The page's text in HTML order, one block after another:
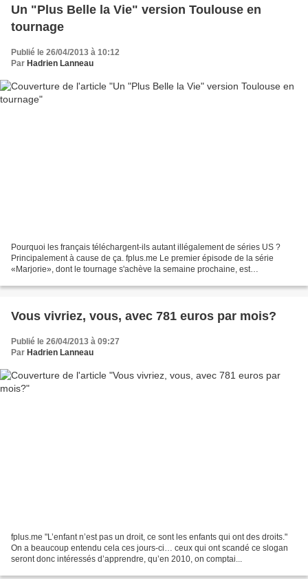
Un "Plus Belle la Vie" version Toulouse en
tournage
Publié le 26/04/2013 à 10:12
Par Hadrien Lanneau
Pourquoi les français téléchargent-ils autant illégalement de séries US ?
Principalement à cause de ça. fplus.me Le premier épisode de la série
«Marjorie», dont le tournage s'achève la semaine prochaine, est
Vous vivriez, vous, avec 781 euros par mois?
Publié le 26/04/2013 à 09:27
Par Hadrien Lanneau
fplus.me "L’enfant n’est pas un droit, ce sont les enfants qui ont des droits."
On a beaucoup entendu cela ces jours-ci… ceux qui ont scandé ce slogan
seront donc intéressés d’apprendre, qu’en 2010, on comptai...